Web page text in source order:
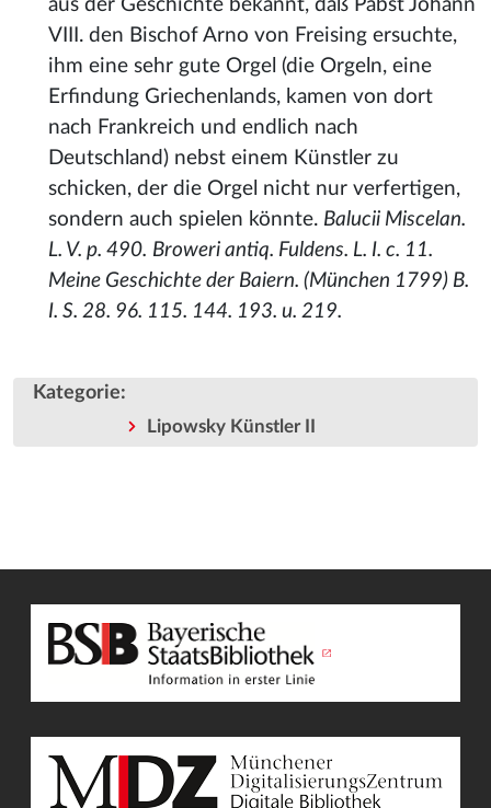
aus der Geschichte bekannt, daß Pabst Johann
VIII. den Bischof Arno von Freising ersuchte,
ihm eine sehr gute Orgel (die Orgeln, eine
Erfindung Griechenlands, kamen von dort
nach Frankreich und endlich nach
Deutschland) nebst einem Künstler zu
schicken, der die Orgel nicht nur verfertigen,
sondern auch spielen könnte. Balucii Miscelan.
L. V. p. 490. Broweri antiq. Fuldens. L. I. c. 11.
Meine Geschichte der Baiern. (München 1799) B.
I. S. 28. 96. 115. 144. 193. u. 219.
Kategorie:
Lipowsky Künstler II